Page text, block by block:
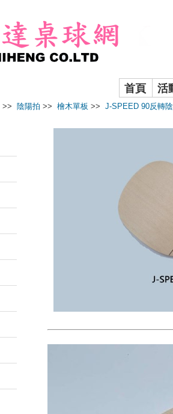
首頁 活
>> 陰陽拍 >> 檜木單板 >> J-SPEED 90反轉